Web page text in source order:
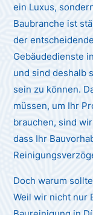
ein Luxus,
Baubranche ist
der
Gebäudedienste
und sind deshalb
sein zu können.
müssen, um Ihr
brauchen, sind
dass Ihr
Doch warum
Weil wir nicht nur